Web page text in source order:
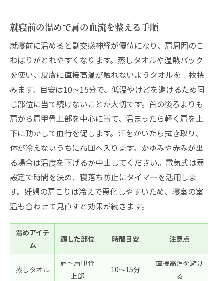
就寝前の温めで肩の血流を整える手順
就寝前に温めると副交感神経が優位になり、肩周囲のこ
わばりがとれやすくなります。蒸しタオルや温熱パック
を使い、皮膚に直接高温が触れないようタオルを一枚挟
みます。目安は10〜15分で、低温やけどを避けるため同
じ部位に当て続けないことが大切です。首の後ろよりも
肩から肩甲骨上部を中心に当て、温まったら軽く肩を上
下に動かして血行を促します。汗をかいたら拭き取り、
体が冷えないうちに布団へ入ります。かゆみや赤みが出
る場合は温度を下げるか中止してください。電気式は弱
設定で時間を決め、寝落ち防止にタイマーを活用しま
す。妊婦の肩こりは冷えで悪化しやすいため、寝室の室
温も合わせて見直すと効果が続きます。
温めアイテ
ム
適した部位 時間目安 注意点
蒸しタオル
肩〜肩甲骨
上部
10〜15分
直接高温を避け
る